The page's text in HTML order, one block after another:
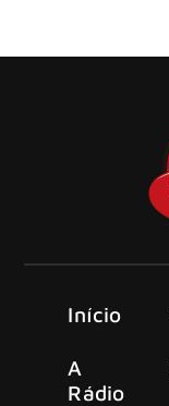
Início
A
Rádio